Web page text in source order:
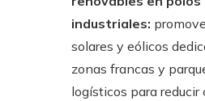
industriales:
solares y eólicos
zonas francas y
logísticos para reducir